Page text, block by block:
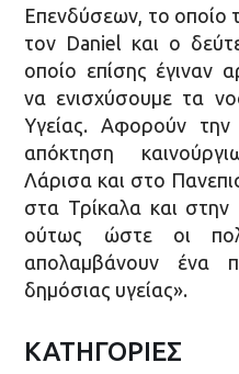
Επενδύσεων, το οποίο
τον Daniel και ο
οποίο επίσης έγιναν
να ενισχύσουμε τα
Υγείας. Αφορούν
απόκτηση
Λάρισα και στο
στα Τρίκαλα και
ούτως ώστε οι
απολαμβάνουν ένα
δημόσιας υγείας».
ΚΑΤΗΓΟΡΙΕΣ